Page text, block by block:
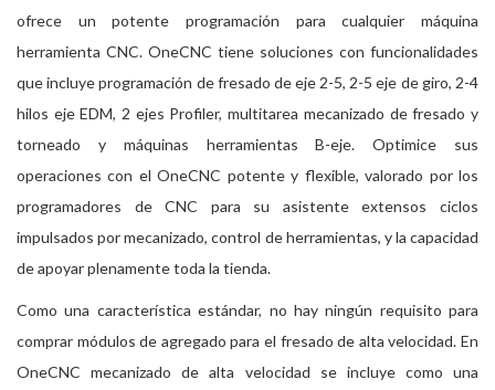
ofrece un potente programación para cualquier máquina
herramienta CNC. OneCNC tiene soluciones con funcionalidades
que incluye programación de fresado de eje 2-5, 2-5 eje de giro, 2-4
hilos eje EDM, 2 ejes Profiler, multitarea mecanizado de fresado y
torneado y máquinas herramientas B-eje. Optimice sus
operaciones con el OneCNC potente y flexible, valorado por los
programadores de CNC para su asistente extensos ciclos
impulsados ​​por mecanizado, control de herramientas, y la capacidad
de apoyar plenamente toda la tienda.
Como una característica estándar, no hay ningún requisito para
comprar módulos de agregado para el fresado de alta velocidad. En
OneCNC mecanizado de alta velocidad se incluye como una